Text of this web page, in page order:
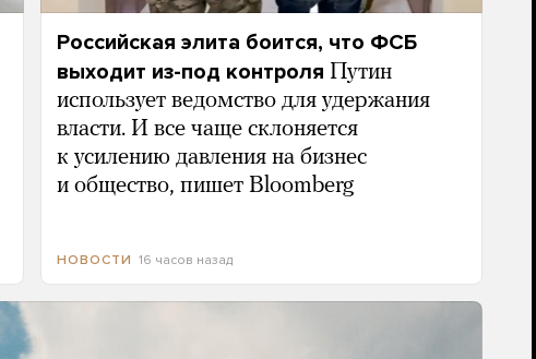
Российская элита боится, что ФСБ
выходит из-под контроля Путин
использует ведомство для удержания
власти. И все чаще склоняется
к усилению давления на бизнес
и общество, пишет Bloomberg
НОВОСТИ 16 часов назад